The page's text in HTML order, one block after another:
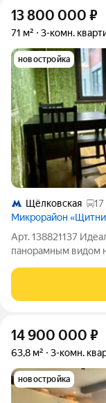
13 800 000 ₽
71 м² 3-комн.
новостройка
Щёлковская
Микрорайон
Арт. 138821137
панорамным видом
комфортно, а из
Эта видовая
14 900 000 ₽
63,8 м² 3-комн.
новостройка